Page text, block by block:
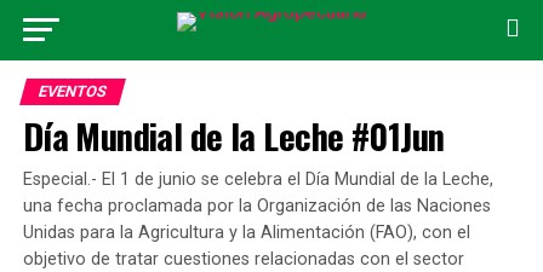
EVENTOS
Día Mundial de la Leche #01Jun
Especial.- El 1 de junio se celebra el Día Mundial de la Leche,
una fecha proclamada por la Organización de las Naciones
Unidas para la Agricultura y la Alimentación (FAO), con el
objetivo de tratar cuestiones relacionadas con el sector